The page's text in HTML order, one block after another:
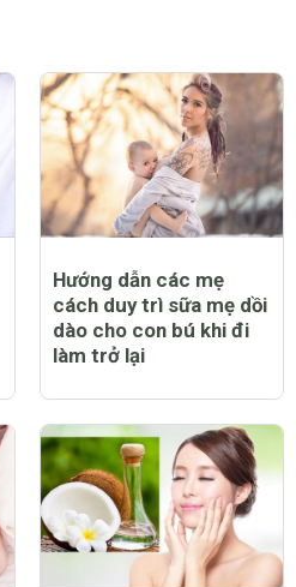
Hướng dẫn các mẹ
cách duy trì sữa mẹ dồi
dào cho con bú khi đi
làm trở lại